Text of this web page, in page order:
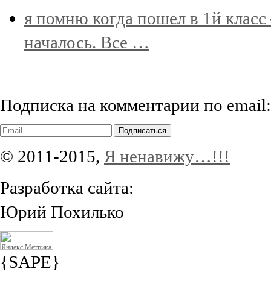
я помню когда пошел в 1й
началось. Все …
Подписка на комментарии по email:
Подписаться
© 2011-2015, Я ненавижу…!!!
Разработка сайта:
Юрий Похилько
{SAPE}